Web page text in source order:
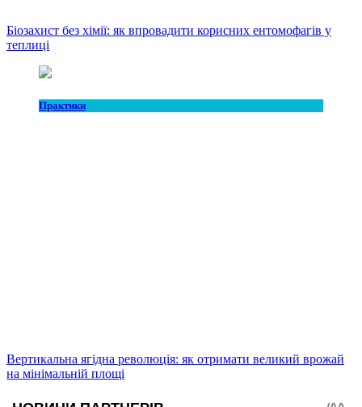
Біозахист без хімії: як впровадити корисних ентомофагів у
теплиці
Практики
Вертикальна ягідна революція: як отримати великий врожай
на мінімальній площі